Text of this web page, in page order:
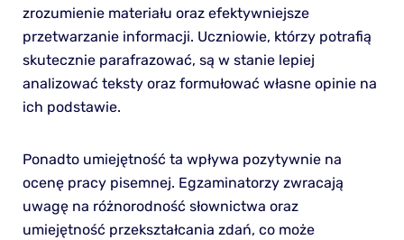
zrozumienie materiału oraz efektywniejsze
przetwarzanie informacji. Uczniowie, którzy potrafią
skutecznie parafrazować, są w stanie lepiej
analizować teksty oraz formułować własne opinie na
ich podstawie.
Ponadto umiejętność ta wpływa pozytywnie na
ocenę pracy pisemnej. Egzaminatorzy zwracają
uwagę na różnorodność słownictwa oraz
umiejętność przekształcania zdań, co może